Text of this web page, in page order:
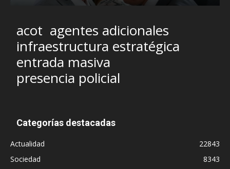
acot agentes adicionales
infraestructura estratégica
entrada masiva
presencia policial
Categorías destacadas
Actualidad
22843
Sociedad
8343